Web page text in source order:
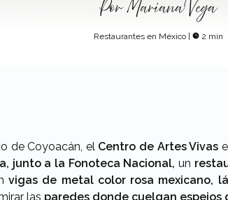
Por Mariana Vega
Restaurantes en México 2 min
de Coyoacán, el Centro de Artes Vivas
junto a la Fonoteca Nacional, un
vigas de metal color rosa mexicano,
las paredes donde cuelgan espejos